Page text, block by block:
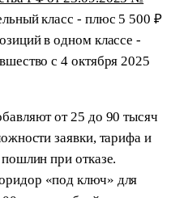
класс - плюс 5 500 ₽
в одном классе -
с 4 октября 2025
от 25 до 90 тысяч
заявки, тарифа и
при отказе.
«под ключ» для